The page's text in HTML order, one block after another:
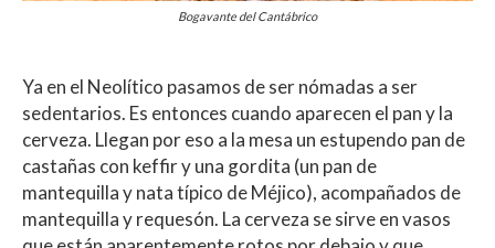
Bogavante del Cantábrico
Ya en el Neolítico pasamos de ser nómadas a ser
sedentarios. Es entonces cuando aparecen el pan y la
cerveza. Llegan por eso a la mesa un estupendo pan de
castañas con keffir y una gordita (un pan de
mantequilla y nata típico de Méjico), acompañados de
mantequilla y requesón. La cerveza se sirve en vasos